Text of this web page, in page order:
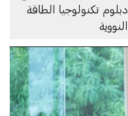
دبلوم تكنولوجيا الطاقة
النووية